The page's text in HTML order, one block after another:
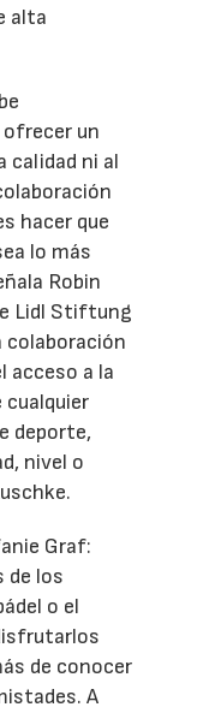
alta
un
calidad ni al
hacer que
lo más
Robin
Lidl Stiftung
colaboración
a la
cualquier
deporte,
nivel o
Graf:
de los
o el
de conocer
A